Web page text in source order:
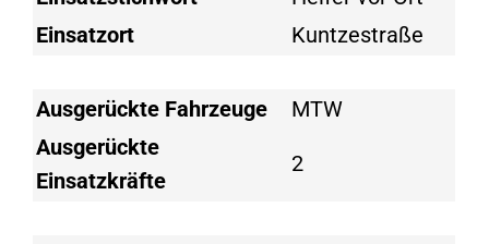
Einsatzort
Kuntzestraße
Ausgerückte Fahrzeuge
MTW
Ausgerückte
Einsatzkräfte
2